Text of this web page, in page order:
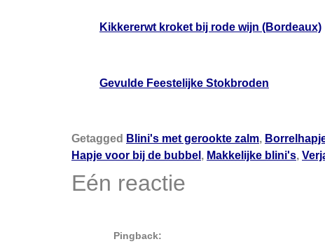
Kikkererwt kroket bij rode wijn (Bordeaux)
Gevulde Feestelijke Stokbroden
Getagged Blini's met gerookte zalm,
Hapje voor bij de bubbel , Makkelijke blini's,
Eén reactie
Pingback: